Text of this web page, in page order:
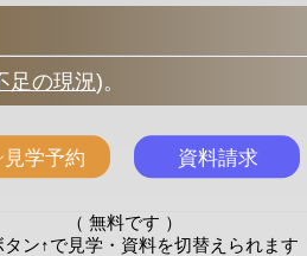
足の現況)。
（ 無料です ）
タン↑で見学・資料を切替えられます